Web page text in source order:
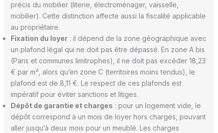
précis du mobilier (literie, électroménager, vaisselle,
mobilier). Cette distinction affecte aussi la fiscalité applicable
au propriétaire.
Fixation du loyer: il dépend de la zone géographique avec
un plafond légal qui ne doit pas être dépassé. En zone A bis
(Paris et communes limitrophes), il ne doit pas excéder 18,23
€ par m², alors qu’en zone C (territoires moins tendus), le
plafond est de 8,11 €. Le respect de ces plafonds est
impératif pour éviter sanctions et litiges.
Dépôt de garantie et charges : pour un logement vide, le
dépôt correspond à un mois de loyer hors charges, pouvant
aller jusqu’à deux mois pour un meublé. Les charges